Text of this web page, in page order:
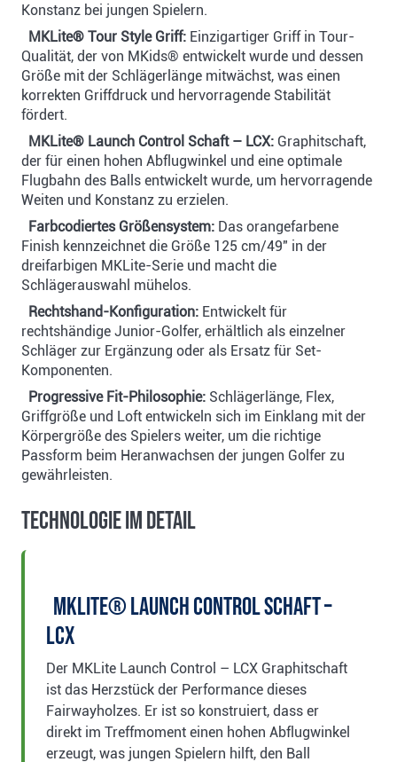
Konstanz bei jungen Spielern.
MKLite® Tour Style Griff: Einzigartiger Griff in Tour-
Qualität, der von MKids® entwickelt wurde und dessen
Größe mit der Schlägerlänge mitwächst, was einen
korrekten Griffdruck und hervorragende Stabilität
fördert.
MKLite® Launch Control Schaft – LCX: Graphitschaft,
der für einen hohen Abflugwinkel und eine optimale
Flugbahn des Balls entwickelt wurde, um hervorragende
Weiten und Konstanz zu erzielen.
Farbcodiertes Größensystem: Das orangefarbene
Finish kennzeichnet die Größe 125 cm/49" in der
dreifarbigen MKLite-Serie und macht die
Schlägerauswahl mühelos.
Rechtshand-Konfiguration: Entwickelt für
rechtshändige Junior-Golfer, erhältlich als einzelner
Schläger zur Ergänzung oder als Ersatz für Set-
Komponenten.
Progressive Fit-Philosophie: Schlägerlänge, Flex,
Griffgröße und Loft entwickeln sich im Einklang mit der
Körpergröße des Spielers weiter, um die richtige
Passform beim Heranwachsen der jungen Golfer zu
gewährleisten.
Technologie im Detail
MKLite® Launch Control Schaft –
LCX
Der MKLite Launch Control – LCX Graphitschaft
ist das Herzstück der Performance dieses
Fairwayholzes. Er ist so konstruiert, dass er
direkt im Treffmoment einen hohen Abflugwinkel
erzeugt, was jungen Spielern hilft, den Ball